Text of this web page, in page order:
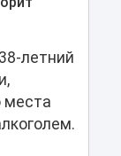
летний
места